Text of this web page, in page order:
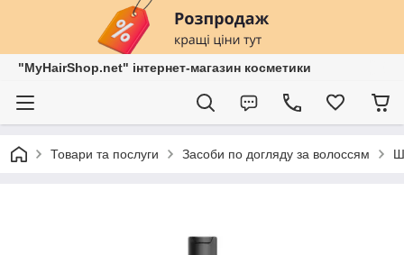
"MyHairShop.net" інтернет-магазин косметики
Товари та послуги Засоби по догляду за волоссям